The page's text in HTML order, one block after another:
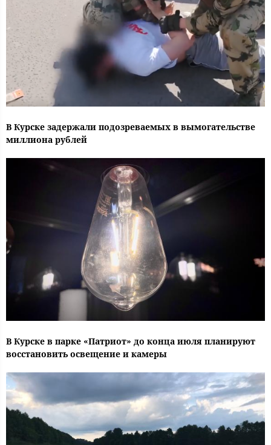
В Курске задержали подозреваемых в вымогательстве
миллиона рублей
В Курске в парке «Патриот» до конца июля планируют
восстановить освещение и камеры